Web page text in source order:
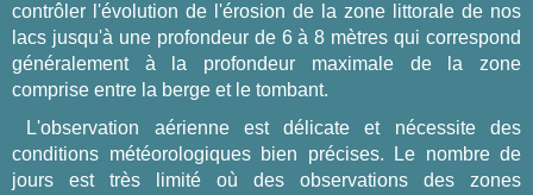
contrôler l'évolution de l'érosion de la zone littorale de nos
lacs jusqu'à une profondeur de 6 à 8 mètres qui correspond
généralement à la profondeur maximale de la zone
comprise entre la berge et le tombant.
L'observation aérienne est délicate et nécessite des
conditions météorologiques bien précises. Le nombre de
jours est très limité où des observations des zones